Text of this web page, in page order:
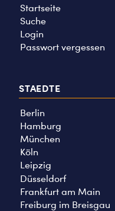
Startseite
Suche
Login
Passwort vergessen
STAEDTE
Berlin
Hamburg
München
Köln
Leipzig
Düsseldorf
Frankfurt am Main
Freiburg im Breisgau